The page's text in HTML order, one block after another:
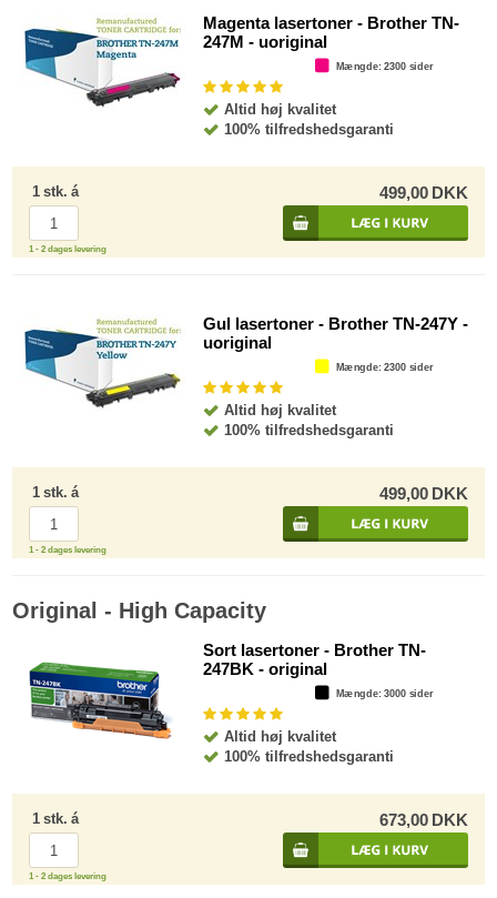
Magenta lasertoner - Brother TN-
247M - uoriginal
Mængde: 2300 sider
Altid høj kvalitet
100% tilfredshedsgaranti
1 stk. á 499,00 DKK
1 - 2 dages levering
Gul lasertoner - Brother TN-247Y -
uoriginal
Mængde: 2300 sider
Altid høj kvalitet
100% tilfredshedsgaranti
1 stk. á 499,00 DKK
1 - 2 dages levering
Original - High Capacity
Sort lasertoner - Brother TN-
247BK - original
Mængde: 3000 sider
Altid høj kvalitet
100% tilfredshedsgaranti
1 stk. á 673,00 DKK
1 - 2 dages levering